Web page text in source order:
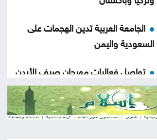
الجامعة العربية تدين الهجمات على
السعودية واليمن
تواصل فعاليات مهرجان صيف الأردن
الجمعة
ارتفاع الأسهم البريطانية الجمعة